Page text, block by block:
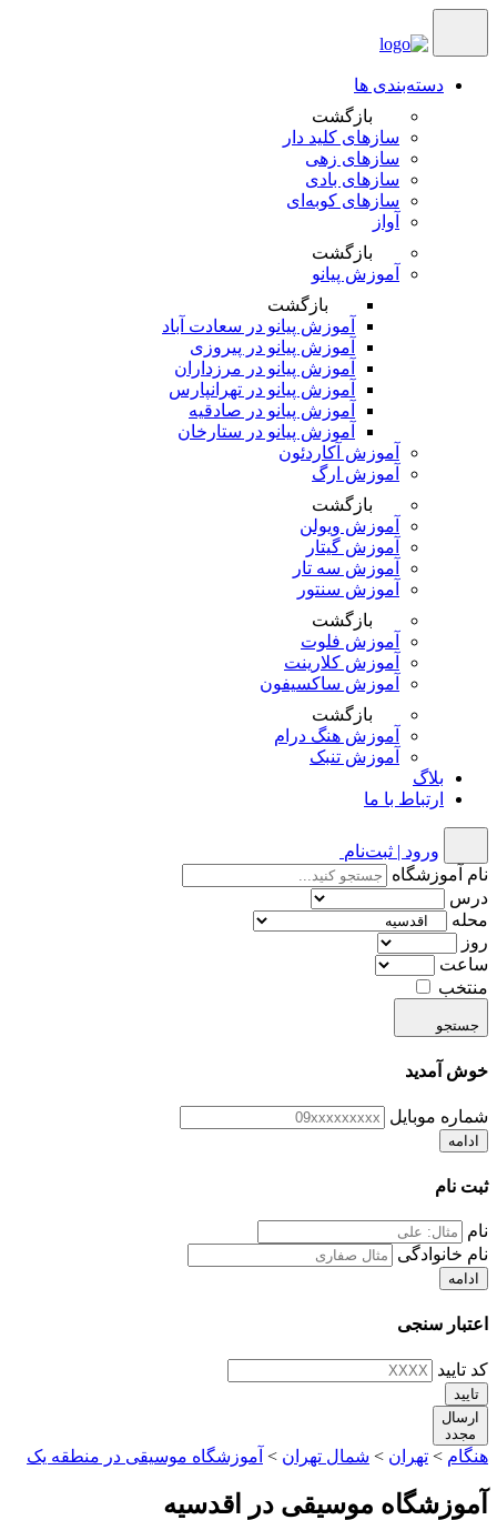
دسته‌بندی ها
بازگشت
سازهای کلید دار
سازهای زهی
سازهای بادی
سازهای کوبه‌‎ای
آواز
بازگشت
آموزش پیانو
بازگشت
آموزش پیانو در سعادت آباد
آموزش پیانو در پیروزی
آموزش پیانو در مرزداران
آموزش پیانو در تهرانپارس
آموزش پیانو در صادقیه
آموزش پیانو در ستارخان
آموزش آکاردئون
آموزش ارگ
بازگشت
آموزش ویولن
آموزش گیتار
آموزش سه تار
آموزش سنتور
بازگشت
آموزش فلوت
آموزش کلارینت
آموزش ساکسیفون
بازگشت
آموزش هنگ درام
آموزش تنبک
بلاگ
ارتباط با ما
ورود | ثبت‌نام
نام آموزشگاه
درس
محله
روز
ساعت
منتخب
جستجو
خوش آمدید
شماره موبایل
ادامه
ثبت نام
نام
نام خانوادگی
ادامه
اعتبار سنجی
کد تایید
تایید
ارسال
مجدد
هنگام > تهران > شمال تهران > آموزشگاه موسیقی در منطقه یک
آموزشگاه موسیقی در اقدسیه